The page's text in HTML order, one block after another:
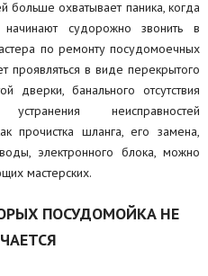
больше охватывает паника, когда
судорожно звонить в
по ремонту посудомоечных
проявляться в виде перекрытого
дверки, банального отсутствия
неисправностей
прочистка шланга, его замена,
электронного блока, можно
мастерских.
ПОСУДОМОЙКА НЕ